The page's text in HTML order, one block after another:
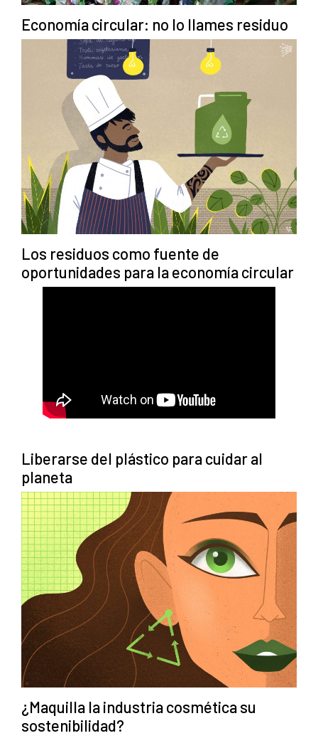
Economía circular: no lo llames residuo
Los residuos como fuente de
oportunidades para la economía circular
Liberarse del plástico para cuidar al
planeta
¿Maquilla la industria cosmética su
sostenibilidad?